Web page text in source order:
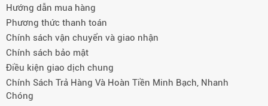
Hướng dẫn mua hàng
Phương thức thanh toán
Chính sách vận chuyển và giao nhận
Chính sách bảo mật
Điều kiện giao dịch chung
Chính Sách Trả Hàng Và Hoàn Tiền Minh Bạch, Nhanh
Chóng